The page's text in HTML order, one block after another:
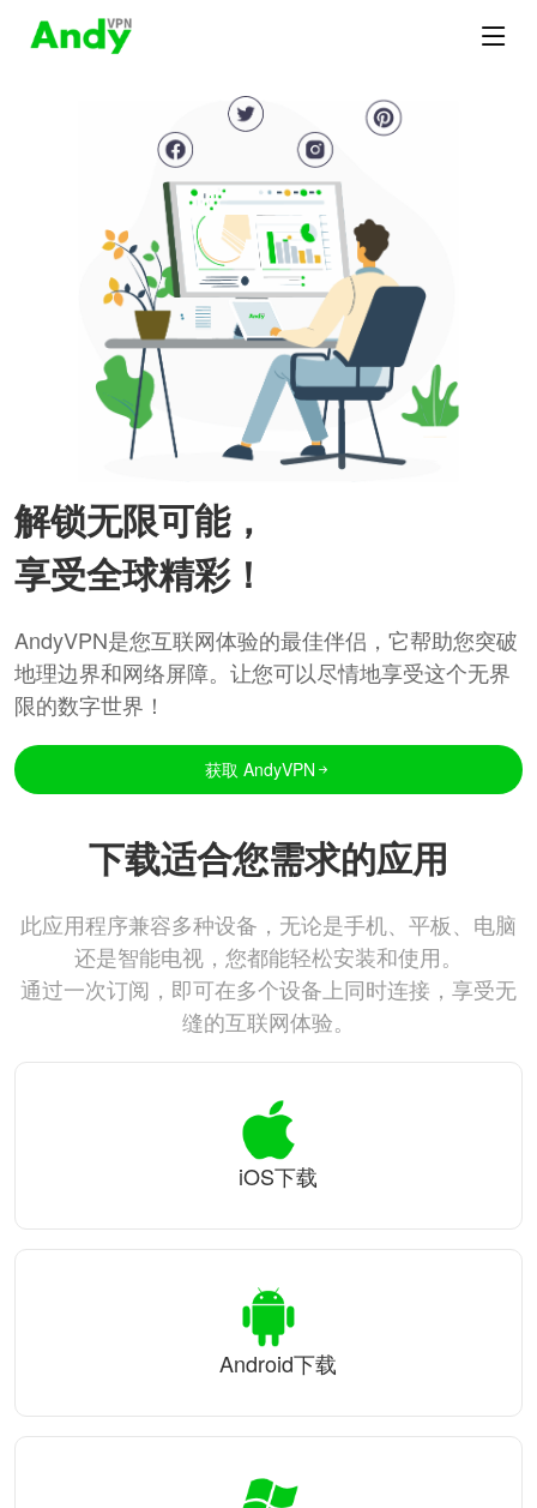
解锁无限可能，
享受全球精彩！
AndyVPN是您互联网体验的最佳伴侣，它帮助您突破
地理边界和网络屏障。让您可以尽情地享受这个无界
限的数字世界！
获取 AndyVPN
下载适合您需求的应用
此应用程序兼容多种设备，无论是手机、平板、电脑
还是智能电视，您都能轻松安装和使用。
通过一次订阅，即可在多个设备上同时连接，享受无
缝的互联网体验。
iOS下载
Android下载